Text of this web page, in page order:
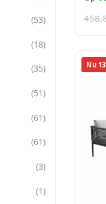
(53)
(18)
(35)
(51)
(61)
(61)
(3)
(1)
Nu